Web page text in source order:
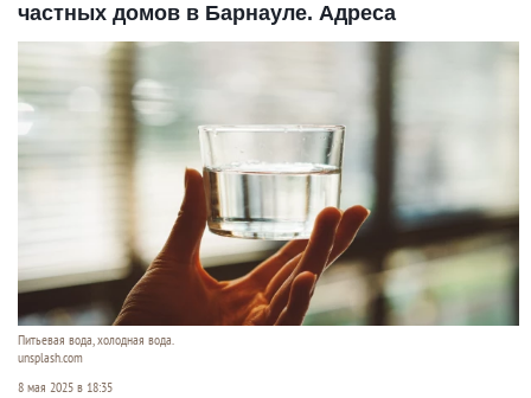
частных домов в Барнауле. Адреса
Питьевая вода, холодная вода.
unsplash.com
8 мая 2025 в 18:35